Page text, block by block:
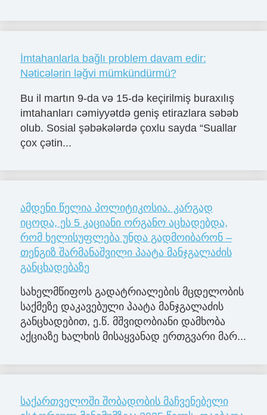
İmtahanlarla bağlı problem davam edir:
Nəticələrin ləğvi mümkündürmü?
Bu il martın 9-da və 15-də keçirilmiş buraxılış
imtahanları cəmiyyətdə geniş etirazlara səbəb
olub. Sosial şəbəkələrdə çoxlu sayda “Suallar
çox çətin...
ამდენი წელია პოლიტიკოსია. კარგად
იცოდა, ეს 5 კაციანი ორგანო აცხადებდა,
რომ ხელისუფლება უნდა გადმოიბარონ –
თენგიზ შარმანაშვილი პაატა მანჯგალაძის
განცხადებაზე
სახელმწიფოს გადატრიალების მცდელობის
საქმეზე დაკავებული პაატა მანჯგალაძის
განცხადებით, ე.წ. მშვიდობიანი დამხობა
აქციაზე ხალხის მისაყვანად ერთგვარი მარ...
საქართველოში შობადობის მაჩვენებელი